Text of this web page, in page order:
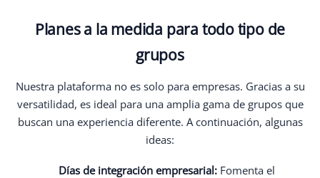
Planes a la medida para todo tipo de
grupos
Nuestra plataforma no es solo para empresas. Gracias a su
versatilidad, es ideal para una amplia gama de grupos que
buscan una experiencia diferente. A continuación, algunas
ideas:
Días de integración empresarial:Fomenta el